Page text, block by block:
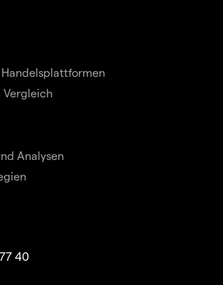
Handelsplattformen
Vergleich
Analysen
40